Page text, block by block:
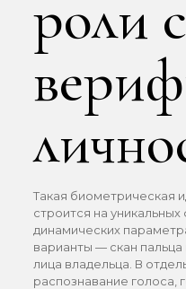
роли
Такая биометрическая
строится на
динамических
варианты — скан
лица владельца. В
распознавание голоса,